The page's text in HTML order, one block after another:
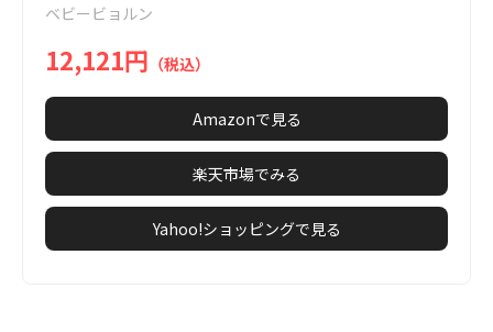
7
ベビービョルン
12,121円 （税込）
Amazonで見る
楽天市場でみる
Yahoo!ショッピングで見る